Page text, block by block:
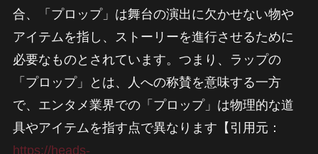
合、「プロップ」は舞台の演出に欠かせない物や
アイテムを指し、ストーリーを進行させるために
必要なものとされています。つまり、ラップの
「プロップ」とは、人への称賛を意味する一方
で、エンタメ業界での「プロップ」は物理的な道
具やアイテムを指す点で異なります【引用元：
https://heads-